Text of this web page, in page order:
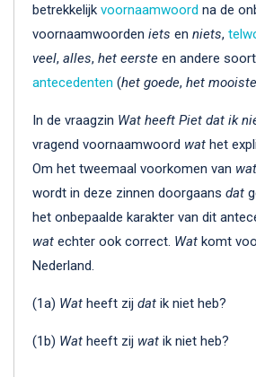
betrekkelijk voornaamwoord na de
voornaamwoorden iets en niets,
veel, alles, het eerste en andere
antecedenten (het goede, het mooiste
In de vraagzin Wat heeft Piet dat ik
vragend voornaamwoord wat het
Om het tweemaal voorkomen van wat
wordt in deze zinnen doorgaans dat
het onbepaalde karakter van dit
wat echter ook correct. Wat komt
Nederland.
(1a) Wat heeft zij dat ik niet heb?
(1b) Wat heeft zij wat ik niet heb?